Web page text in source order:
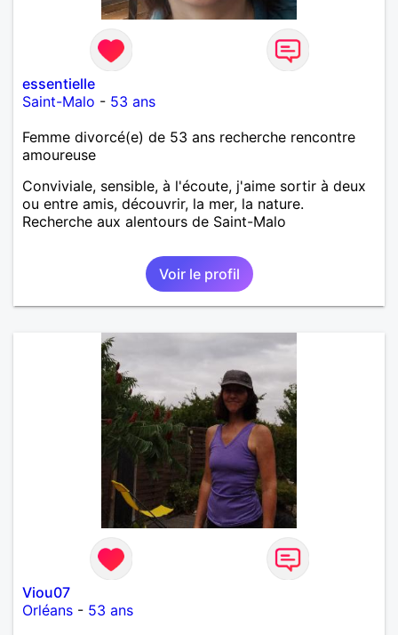
essentielle
Saint-Malo - 53 ans
Femme divorcé(e) de 53 ans recherche rencontre
amoureuse
Conviviale, sensible, à l'écoute, j'aime sortir à deux
ou entre amis, découvrir, la mer, la nature.
Recherche aux alentours de Saint-Malo
Voir le profil
Viou07
Orléans - 53 ans